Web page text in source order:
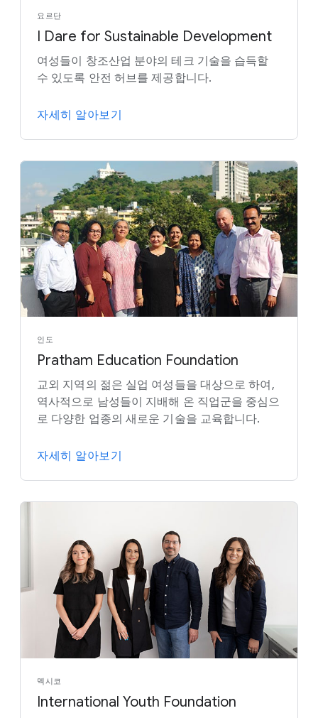
요르단
I Dare for Sustainable Development
여성들이 창조산업 분야의 테크 기술을 습득할
수 있도록 안전 허브를 제공합니다.
자세히 알아보기
인도
Pratham Education Foundation
교외 지역의 젊은 실업 여성들을 대상으로 하여,
역사적으로 남성들이 지배해 온 직업군을 중심으
로 다양한 업종의 새로운 기술을 교육합니다.
자세히 알아보기
멕시코
International Youth Foundation